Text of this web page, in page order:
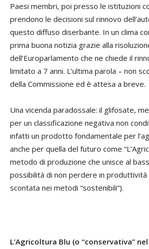
Paesi membri, poi presso le istituzioni
prendono le decisioni sul rinnovo
questo diffuso diserbante. In un clima
prima buona notizia grazie alla
dell’Europarlamento che ne chiede il
limitato a 7 anni. L’ultima parola – non
della Commissione ed è attesa a breve.
Una vicenda paradossale: il glifosate,
per un classificazione negativa non
infatti un prodotto fondamentale per
anche per quella del futuro come
metodo di produzione che unisce al
possibilità di non perdere in produttività
scontata nei metodi “sostenibili”).
L’Agricoltura Blu (o “conservativa”